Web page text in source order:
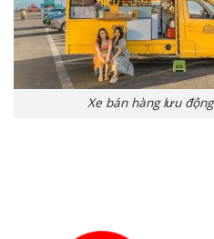
Xe bán hàng lưu động